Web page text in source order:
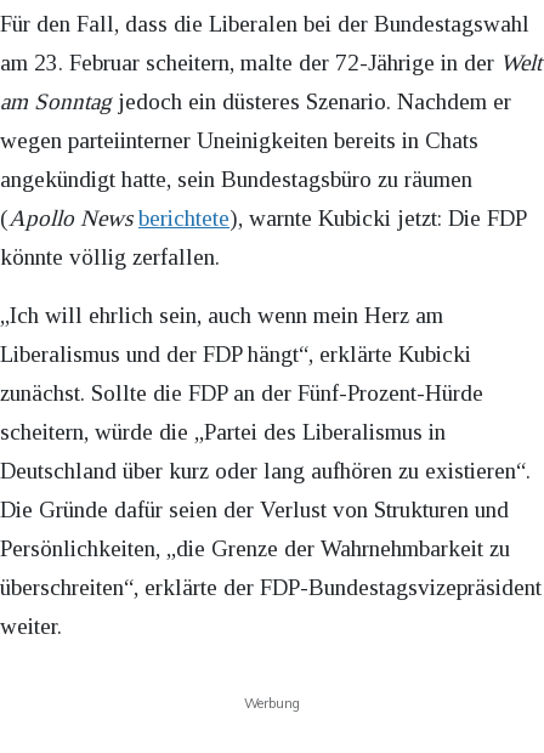
Für den Fall, dass die Liberalen bei der Bundestagswahl
am 23. Februar scheitern, malte der 72-Jährige in der Welt
am Sonntagjedoch ein düsteres Szenario. Nachdem er
wegen parteiinterner Uneinigkeiten bereits in Chats
angekündigt hatte, sein Bundestagsbüro zu räumen
(Apollo News berichtete), warnte Kubicki jetzt: Die FDP
könnte völlig zerfallen.
„Ich will ehrlich sein, auch wenn mein Herz am
Liberalismus und der FDP hängt“, erklärte Kubicki
zunächst. Sollte die FDP an der Fünf-Prozent-Hürde
scheitern, würde die „Partei des Liberalismus in
Deutschland über kurz oder lang aufhören zu existieren“.
Die Gründe dafür seien der Verlust von Strukturen und
Persönlichkeiten, „die Grenze der Wahrnehmbarkeit zu
überschreiten“, erklärte der FDP-Bundestagsvizepräsident
weiter.
Werbung